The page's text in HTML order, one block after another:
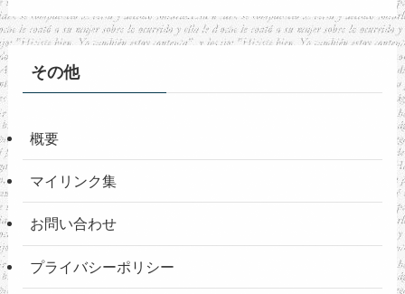
その他
概要
マイリンク集
お問い合わせ
プライバシーポリシー